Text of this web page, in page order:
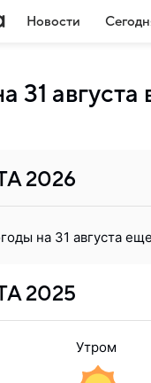
Новости
31
2026
на 31 августа
2025
Утром